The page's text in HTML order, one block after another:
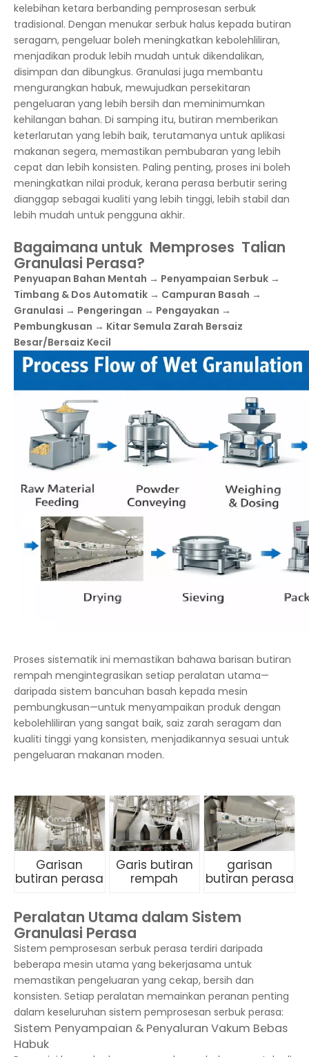
kelebihan ketara berbanding pemprosesan serbuk
tradisional. Dengan menukar serbuk halus kepada butiran
seragam, pengeluar boleh meningkatkan kebolehliliran,
menjadikan produk lebih mudah untuk dikendalikan,
disimpan dan dibungkus. Granulasi juga membantu
mengurangkan habuk, mewujudkan persekitaran
pengeluaran yang lebih bersih dan meminimumkan
kehilangan bahan. Di samping itu, butiran memberikan
keterlarutan yang lebih baik, terutamanya untuk aplikasi
makanan segera, memastikan pembubaran yang lebih
cepat dan lebih konsisten. Paling penting, proses ini boleh
meningkatkan nilai produk, kerana perasa berbutir sering
dianggap sebagai kualiti yang lebih tinggi, lebih stabil dan
lebih mudah untuk pengguna akhir.
Bagaimana untuk Memproses Talian
Granulasi Perasa?
Penyuapan Bahan Mentah → Penyampaian Serbuk →
Timbang & Dos Automatik → Campuran Basah →
Granulasi → Pengeringan → Pengayakan →
Pembungkusan → Kitar Semula Zarah Bersaiz
Besar/Bersaiz Kecil
Proses sistematik ini memastikan bahawa barisan butiran
rempah mengintegrasikan setiap peralatan utama—
daripada sistem bancuhan basah kepada mesin
pembungkusan—untuk menyampaikan produk dengan
kebolehliliran yang sangat baik, saiz zarah seragam dan
kualiti tinggi yang konsisten, menjadikannya sesuai untuk
pengeluaran makanan moden.
Garisan
butiran perasa
Garis butiran
rempah
garisan
butiran perasa
Peralatan Utama dalam Sistem
Granulasi Perasa
Sistem pemprosesan serbuk perasa terdiri daripada
beberapa mesin utama yang bekerjasama untuk
memastikan pengeluaran yang cekap, bersih dan
konsisten. Setiap peralatan memainkan peranan penting
dalam keseluruhan sistem pemprosesan serbuk perasa:
Sistem Penyampaian & Penyaluran Vakum Bebas
Habuk